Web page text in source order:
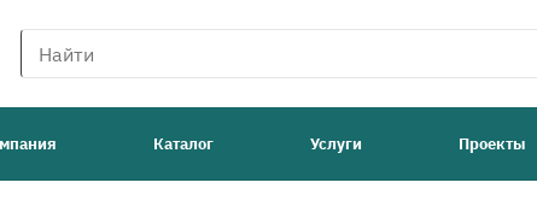
Каталог Услуги Проекты